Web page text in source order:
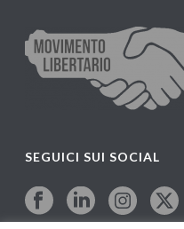
SEGUICI SUI SOCIAL